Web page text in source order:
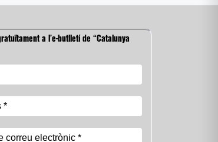
a l’e-butlletí de “Catalunya